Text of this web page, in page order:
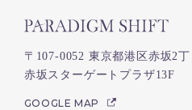
〒107-0052 東京都港区赤坂2
赤坂スターゲートプラザ13F
GOOGLE MAP